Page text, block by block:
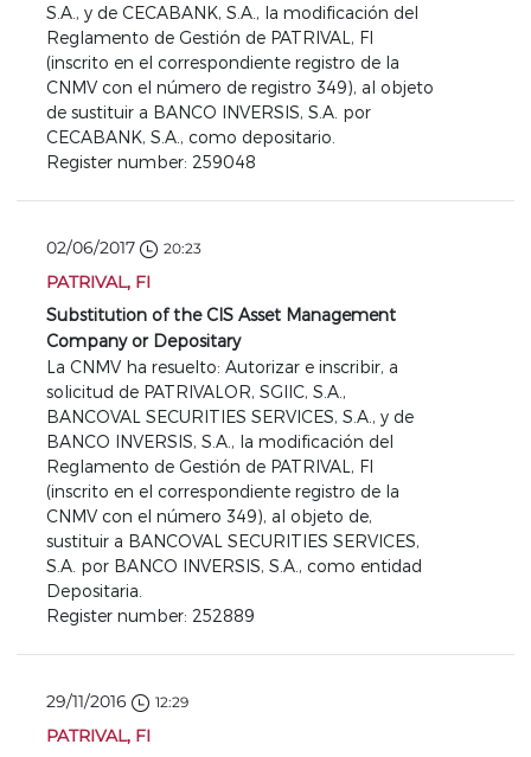
S.A., y de CECABANK, S.A., la modificación del
Reglamento de Gestión de PATRIVAL, FI
(inscrito en el correspondiente registro de la
CNMV con el número de registro 349), al objeto
de sustituir a BANCO INVERSIS, S.A. por
CECABANK, S.A., como depositario.
Register number: 259048
02/06/2017 20:23
PATRIVAL, FI
Substitution of the CIS Asset Management
Company or Depositary
La CNMV ha resuelto: Autorizar e inscribir, a
solicitud de PATRIVALOR, SGIIC, S.A.,
BANCOVAL SECURITIES SERVICES, S.A., y de
BANCO INVERSIS, S.A., la modificación del
Reglamento de Gestión de PATRIVAL, FI
(inscrito en el correspondiente registro de la
CNMV con el número 349), al objeto de,
sustituir a BANCOVAL SECURITIES SERVICES,
S.A. por BANCO INVERSIS, S.A., como entidad
Depositaria.
Register number: 252889
29/11/2016 12:29
PATRIVAL, FI